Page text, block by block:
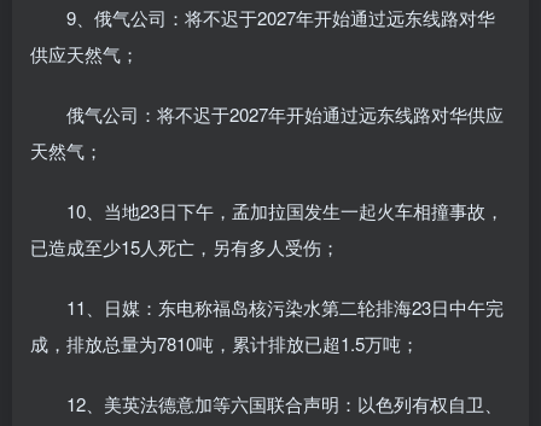
9、俄气公司：将不迟于2027年开始通过远东线路对华
供应天然气；
俄气公司：将不迟于2027年开始通过远东线路对华供应
天然气；
10、当地23日下午，孟加拉国发生一起火车相撞事故，
已造成至少15人死亡，另有多人受伤；
11、日媒：东电称福岛核污染水第二轮排海23日中午完
成，排放总量为7810吨，累计排放已超1.5万吨；
12、美英法德意加等六国联合声明：以色列有权自卫、